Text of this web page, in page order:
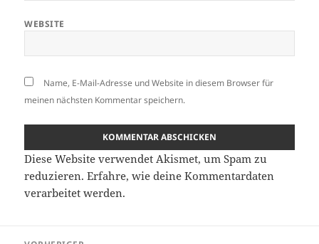
WEBSITE
Name, E-Mail-Adresse und Website in diesem Browser für
meinen nächsten Kommentar speichern.
Diese Website verwendet Akismet, um Spam zu
reduzieren.Erfahre, wie deine Kommentardaten
verarbeitet werden.